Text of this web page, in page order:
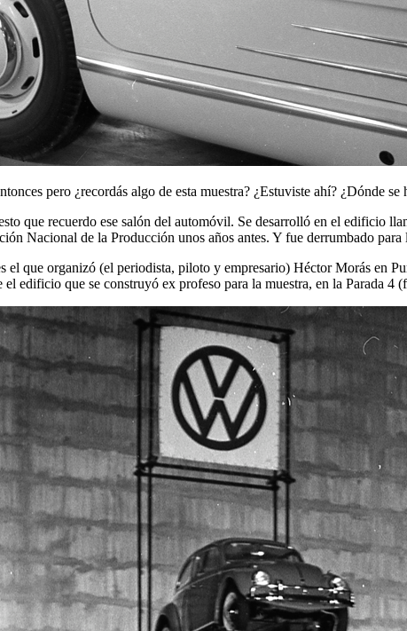
pero ¿recordás algo de esta muestra? ¿Estuviste ahí? ¿Dónde
que recuerdo ese salón del automóvil. Se desarrolló en el edificio
Nacional de la Producción unos años antes. Y fue derrumbado
el que organizó (el periodista, piloto y empresario) Héctor Morás en
el edificio que se construyó ex profeso para la muestra, en la Parada